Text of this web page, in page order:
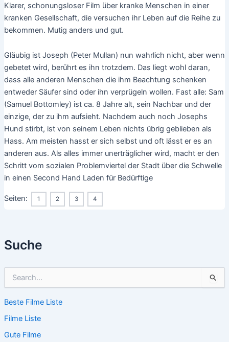
Suche
h
n
n
Beste Filme Liste
Filme Liste
Gute Filme
Klarer, schonungsloser Film über kranke Menschen in einer
kranken Gesellschaft, die versuchen ihr Leben auf die Reihe zu
bekommen. Mutig anders und gut.
Gläubig ist Joseph (Peter Mullan) nun wahrlich nicht, aber wenn
gebetet wird, berührt es ihn trotzdem. Das liegt wohl daran,
dass alle anderen Menschen die ihm Beachtung schenken
entweder Säufer sind oder ihn verprügeln wollen. Fast alle: Sam
(Samuel Bottomley) ist ca. 8 Jahre alt, sein Nachbar und der
einzige, der zu ihm aufsieht. Nachdem auch noch Josephs
Hund stirbt, ist von seinem Leben nichts übrig geblieben als
Hass. Am meisten hasst er sich selbst und oft lässt er es an
anderen aus. Als alles immer unerträglicher wird, macht er den
Schritt vom sozialen Problemviertel der Stadt über die Schwelle
in einen Second Hand Laden für Bedürftige
Seiten: 1 2 3 4